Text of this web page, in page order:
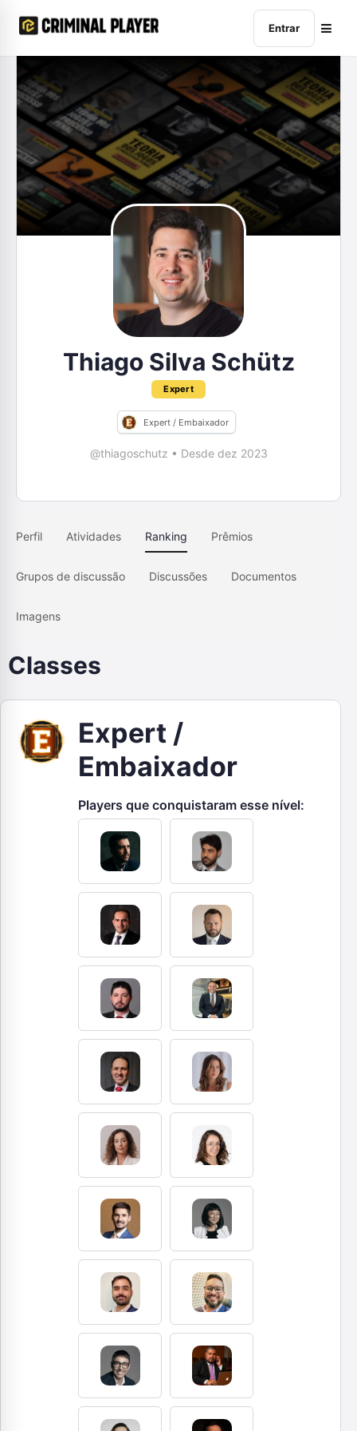
Entrar
Thiago Silva Schütz
Expert
Expert / Embaixador
@thiagoschutz • Desde dez 2023
Perfil Atividades Ranking Prêmios
Grupos de discussão Discussões Documentos
Imagens
Classes
Expert /
Embaixador
Players que conquistaram esse nível: